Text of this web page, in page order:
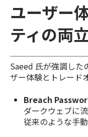
ユーザー
ティの両
Saeed 氏が強調した
ザー体験とトレード
Breach
ダークウェブに
従来のような手